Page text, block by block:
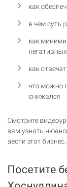
как
в чем суть
как
как
что можно
снижался
Смотрите
вам узнать
вести этот бизнес.
Посетите